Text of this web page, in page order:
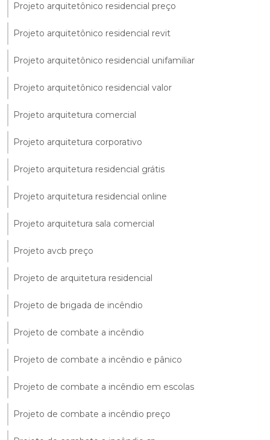
Projeto arquitetônico residencial preço
Projeto arquitetônico residencial revit
Projeto arquitetônico residencial unifamiliar
Projeto arquitetônico residencial valor
Projeto arquitetura comercial
Projeto arquitetura corporativo
Projeto arquitetura residencial grátis
Projeto arquitetura residencial online
Projeto arquitetura sala comercial
Projeto avcb preço
Projeto de arquitetura residencial
Projeto de brigada de incêndio
Projeto de combate a incêndio
Projeto de combate a incêndio e pânico
Projeto de combate a incêndio em escolas
Projeto de combate a incêndio preço